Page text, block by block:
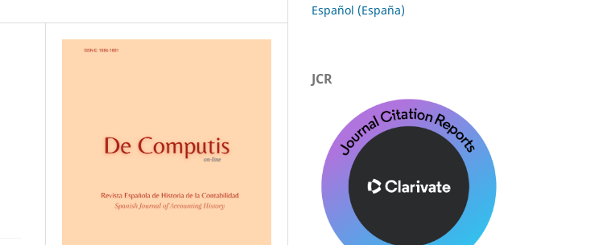
Español (España)
JCR